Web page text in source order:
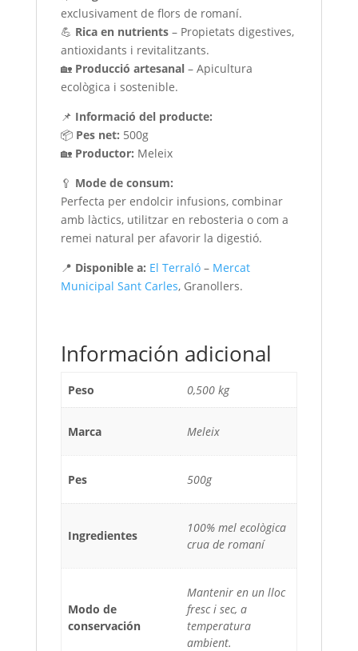
exclusivament de flors de romaní.
💪 Rica en nutrients– Propietats digestives,
antioxidants i revitalitzants.
🏡 Producció artesanal– Apicultura
ecològica i sostenible.
📌 Informació del producte:
📦 Pes net: 500g
🏡 Productor: Meleix
🥄 Mode de consum:
Perfecta per endolcir infusions, combinar
amb làctics, utilitzar en rebosteria o com a
remei natural per afavorir la digestió.
📍 Disponible a: El Terraló– Mercat
Municipal Sant Carles, Granollers.
Información adicional
Peso 0,500 kg
Marca Meleix
Pes 500g
Ingredientes
100% mel ecològica
crua de romaní
Modo de
conservación
Mantenir en un lloc
fresc i sec, a
temperatura
ambient.